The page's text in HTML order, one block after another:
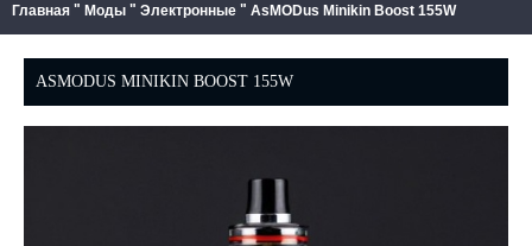
Главная " Моды " Электронные " AsMODus Minikin Boost 155W
ASMODUS MINIKIN BOOST 155W